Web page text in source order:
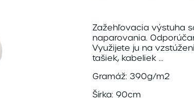
Zažehľovacia výstuha
naparovania.
Využijete ju na
tašiek, kabeliek ...
Gramáž: 390g/m2
Šírka: 90cm